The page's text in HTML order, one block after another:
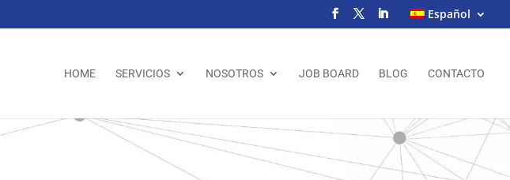
Español
HOME SERVICIOS NOSOTROS JOB BOARD BLOG CONTACTO